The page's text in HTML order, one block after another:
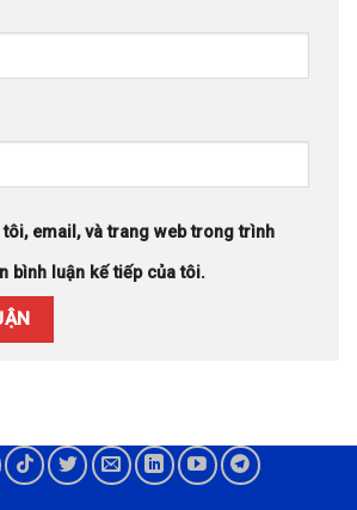
tôi, email, và trang web trong trình
bình luận kế tiếp của tôi.